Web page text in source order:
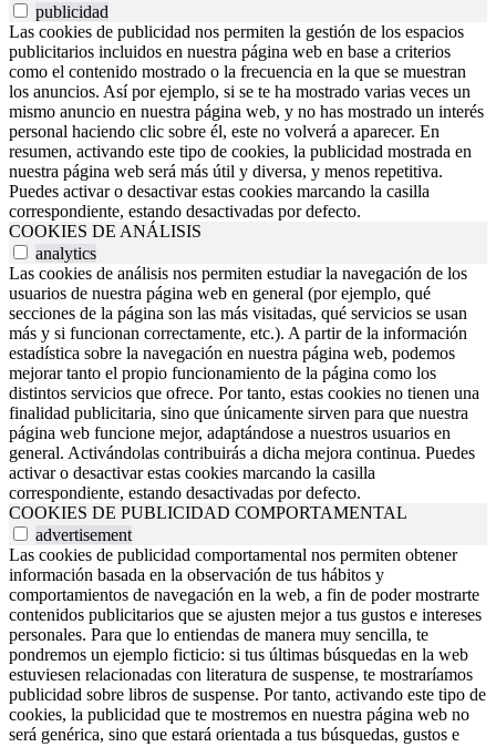
publicidad
Las cookies de publicidad nos permiten la gestión de los espacios
publicitarios incluidos en nuestra página web en base a criterios
como el contenido mostrado o la frecuencia en la que se muestran
los anuncios. Así por ejemplo, si se te ha mostrado varias veces un
mismo anuncio en nuestra página web, y no has mostrado un interés
personal haciendo clic sobre él, este no volverá a aparecer. En
resumen, activando este tipo de cookies, la publicidad mostrada en
nuestra página web será más útil y diversa, y menos repetitiva.
Puedes activar o desactivar estas cookies marcando la casilla
correspondiente, estando desactivadas por defecto.
COOKIES DE ANÁLISIS
analytics
Las cookies de análisis nos permiten estudiar la navegación de los
usuarios de nuestra página web en general (por ejemplo, qué
secciones de la página son las más visitadas, qué servicios se usan
más y si funcionan correctamente, etc.). A partir de la información
estadística sobre la navegación en nuestra página web, podemos
mejorar tanto el propio funcionamiento de la página como los
distintos servicios que ofrece. Por tanto, estas cookies no tienen una
finalidad publicitaria, sino que únicamente sirven para que nuestra
página web funcione mejor, adaptándose a nuestros usuarios en
general. Activándolas contribuirás a dicha mejora continua. Puedes
activar o desactivar estas cookies marcando la casilla
correspondiente, estando desactivadas por defecto.
COOKIES DE PUBLICIDAD COMPORTAMENTAL
advertisement
Las cookies de publicidad comportamental nos permiten obtener
información basada en la observación de tus hábitos y
comportamientos de navegación en la web, a fin de poder mostrarte
contenidos publicitarios que se ajusten mejor a tus gustos e intereses
personales. Para que lo entiendas de manera muy sencilla, te
pondremos un ejemplo ficticio: si tus últimas búsquedas en la web
estuviesen relacionadas con literatura de suspense, te mostraríamos
publicidad sobre libros de suspense. Por tanto, activando este tipo de
cookies, la publicidad que te mostremos en nuestra página web no
será genérica, sino que estará orientada a tus búsquedas, gustos e